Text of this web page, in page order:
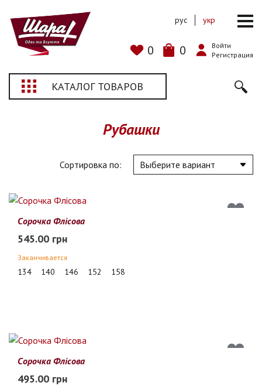
0 0
Войти
Регистрация
рус укр
КАТАЛОГ ТОВАРОВ
Рубашки
Сортировка по:
Сорочка Флісова
545.00 грн
Заканчивается
134 140 146 152 158
Сорочка Флісова
495.00 грн